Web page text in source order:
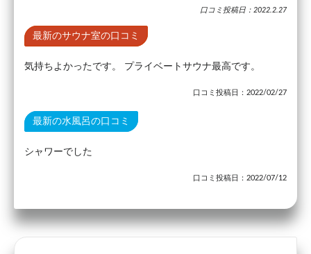
口コミ投稿日：2022.2.27
最新のサウナ室の口コミ
気持ちよかったです。 プライベートサウナ最高です。
口コミ投稿日：2022/02/27
最新の水風呂の口コミ
シャワーでした
口コミ投稿日：2022/07/12